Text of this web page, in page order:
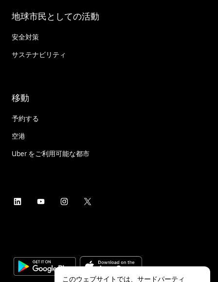
地球市民としての活動
安全対策
サステナビリティ
移動
予約する
空港
Uber をご利用可能な都市
このウェブサイトでは、サードパーティ